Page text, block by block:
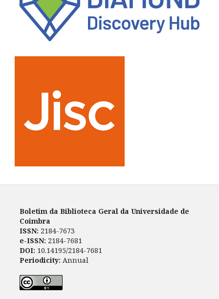
Boletim da Biblioteca Geral da Universidade de
Coimbra
ISSN: 2184-7673
e-ISSN: 2184-7681
DOI: 10.14195/2184-7681
Periodicity: Annual